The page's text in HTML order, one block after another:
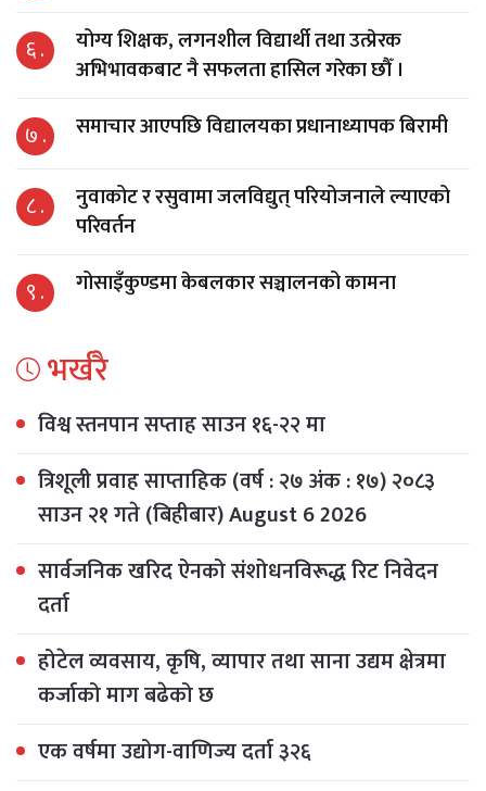
६ .
योग्य शिक्षक, लगनशील विद्यार्थी तथा उत्प्रेरक
अभिभावकबाट नै सफलता हासिल गरेका छौँ ।
७ . समाचार आएपछि विद्यालयका प्रधानाध्यापक बिरामी
८ .
नुवाकोट र रसुवामा जलविद्युत् परियोजनाले ल्याएको
परिवर्तन
९ . गोसाइँकुण्डमा केबलकार सञ्चालनको कामना
भर्खरै
विश्व स्तनपान सप्ताह साउन १६-२२ मा
त्रिशूली प्रवाह साप्ताहिक (वर्ष : २७ अंक : १७) २०८३
साउन २१ गते (बिहीबार) August 6 2026
सार्वजनिक खरिद ऐनको संशोधनविरूद्ध रिट निवेदन
दर्ता
होटेल व्यवसाय, कृषि, व्यापार तथा साना उद्यम क्षेत्रमा
कर्जाको माग बढेको छ
एक वर्षमा उद्योग-वाणिज्य दर्ता ३२६